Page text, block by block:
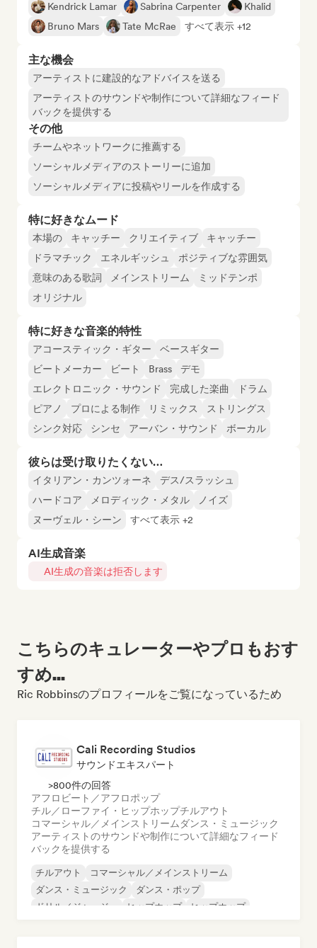
Kendrick Lamar
Sabrina Carpenter
Khalid
Bruno Mars
Tate McRae すべて表示 +12
主な機会
アーティストに建設的なアドバイスを送る
アーティストのサウンドや制作について詳細なフィード
バックを提供する
その他
チームやネットワークに推薦する
ソーシャルメディアのストーリーに追加
ソーシャルメディアに投稿やリールを作成する
特に好きなムード
本場の キャッチー クリエイティブ
キャッチー
ドラマチック
エネルギッシュ
ポジティブな雰囲気
意味のある歌詞
メインストリーム
ミッドテンポ
オリジナル
特に好きな音楽的特性
アコースティック・ギター
ベースギター
ビートメーカー
ビート Brass
デモ
エレクトロニック・サウンド
完成した楽曲
ドラム
ピアノ
プロによる制作 リミックス
ストリングス
シンク対応
シンセ アーバン・サウンド ボーカル
彼らは受け取りたくない…
イタリアン・カンツォーネ
デス/スラッシュ
ハードコア
メロディック・メタル
ノイズ
ヌーヴェル・シーン
すべて表示 +2
AI生成音楽
AI生成の音楽は拒否します
こちらのキュレーターやプロもおす
すめ...
Ric Robbinsのプロフィールをご覧になっているため
Cali Recording Studios
サウンドエキスパート
>800件の回答
アフロビート／アフロポップ
チル／ローファイ・ヒップホップチルアウト
コマーシャル／メインストリーム ダンス・ミュージック
アーティストのサウンドや制作について詳細なフィード
バックを提供する
チルアウト
コマーシャル／メインストリーム
ダンス・ミュージック
ダンス・ポップ
ドリル／ジャージー
ヒップホップ
ヒップホップ